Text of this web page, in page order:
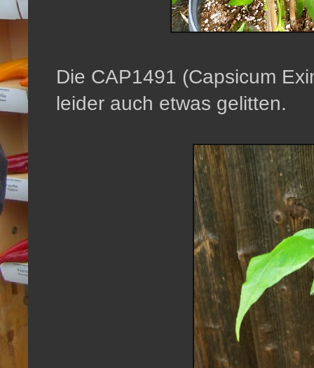
Die CAP1491 (Capsicum
leider auch etwas gelitten.